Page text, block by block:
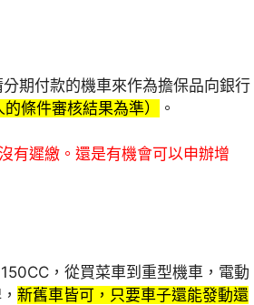
期付款的機車來作為擔保品向銀行
條件審核結果為準） 。
有遲繳。還是有機會可以申辦增
，從買菜車到重型機車，電動
新舊車皆可，只要車子還能發動還